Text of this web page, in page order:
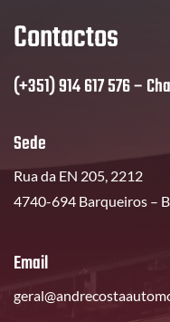
Contactos
(+351) 914 617 576 –
Sede
Rua da EN 205, 2212
4740-694 Barqueiros –
Email